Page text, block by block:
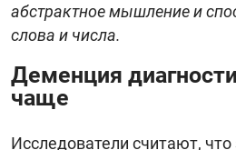
абстрактное мышление и
слова и числа.
Деменция
чаще
Исследователи считают,